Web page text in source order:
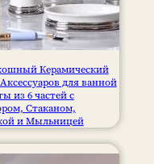
Керамический
для ванной
из 6 частей с
Стаканом,
и Мыльницей